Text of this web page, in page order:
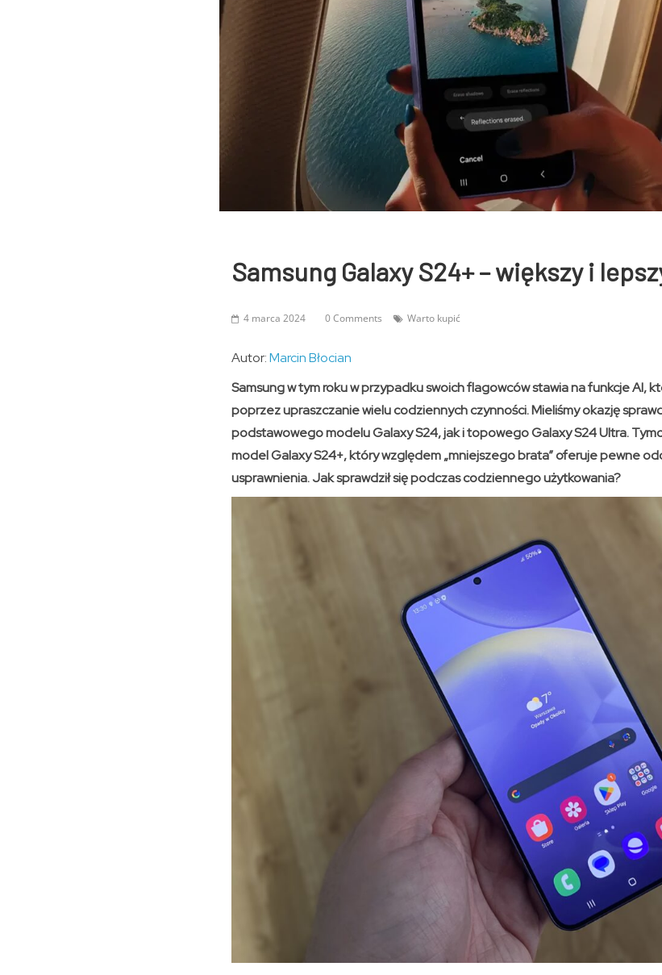
Samsung Galaxy S24+ – większy i
4 marca 2024 0 Comments Warto kupić
Autor:Marcin Błocian
Samsung w tym roku w przypadku swoich flagowców stawia na funkcje AI,
poprzez upraszczanie wielu codziennych czynności. Mieliśmy okazję
podstawowego modelu Galaxy S24, jak i topowego Galaxy S24 Ultra.
model Galaxy S24+, który względem „mniejszego brata” oferuje pewne
usprawnienia. Jak sprawdził się podczas codziennego użytkowania?